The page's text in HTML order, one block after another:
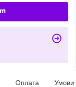
Оплата Умови